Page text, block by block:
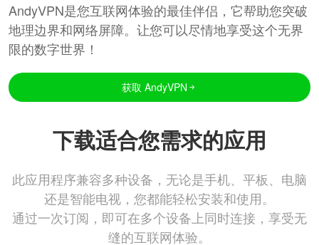
AndyVPN是您互联网体验的最佳伴侣，它帮助您突破
地理边界和网络屏障。让您可以尽情地享受这个无界
限的数字世界！
获取 AndyVPN
下载适合您需求的应用
此应用程序兼容多种设备，无论是手机、平板、电脑
还是智能电视，您都能轻松安装和使用。
通过一次订阅，即可在多个设备上同时连接，享受无
缝的互联网体验。